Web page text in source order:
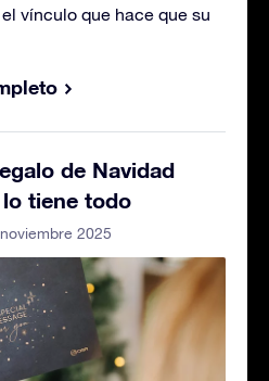
vínculo que hace que su
de Navidad
tiene todo
2025